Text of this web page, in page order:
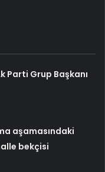
Parti Grup Başkanı
aşamasındaki
bekçisi